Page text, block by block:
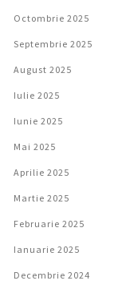
Octombrie 2025
Septembrie 2025
August 2025
Iulie 2025
Iunie 2025
Mai 2025
Aprilie 2025
Martie 2025
Februarie 2025
Ianuarie 2025
Decembrie 2024